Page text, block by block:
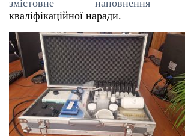
змістовне наповнення
кваліфікаційної наради.